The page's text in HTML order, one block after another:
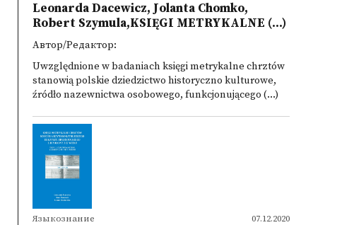
Leonarda Dacewicz, Jolanta Chomko,
Robert Szymula,KSIĘGI METRYKALNE (...)
Автор/Редактор:
Uwzględnione w badaniach księgi metrykalne chrztów
stanowią polskie dziedzictwo historyczno kulturowe,
źródło nazewnictwa osobowego, funkcjonującego (...)
07.12.2020
Языкознание